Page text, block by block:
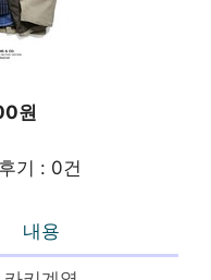
원
기 : 0건
내용